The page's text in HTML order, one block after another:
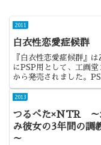
2011
白衣性恋愛症候群
『白衣性恋愛症候群』
にPSP用として、工画堂
から発売されました。
ノベルゲーでしたね。
2013
つるぺた×NTR ～
み彼女の3年間の調
～